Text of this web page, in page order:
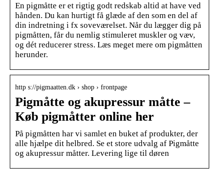
En pigmåtte er et rigtig godt redskab altid at have ved
hånden. Du kan hurtigt få glæde af den som en del af
din indretning i fx soveværelset. Når du lægger dig på
pigmåtten, får du nemlig stimuleret muskler og væv,
og dét reducerer stress. Læs meget mere om pigmåtten
herunder.
http s://pigmaatten.dk › shop › frontpage
Pigmåtte og akupressur måtte –
Køb pigmåtter online her
På pigmåtten har vi samlet en buket af produkter, der
alle hjælpe dit helbred. Se et store udvalg af Pigmåtte
og akupressur måtter. Levering lige til døren